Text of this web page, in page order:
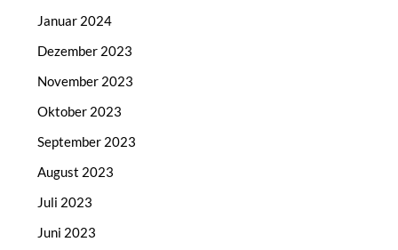
Januar 2024
Dezember 2023
November 2023
Oktober 2023
September 2023
August 2023
Juli 2023
Juni 2023